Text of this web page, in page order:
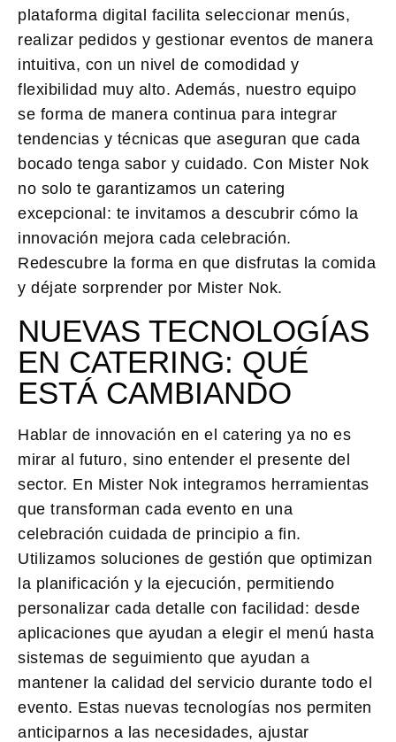
plataforma digital facilita seleccionar menús,
realizar pedidos y gestionar eventos de manera
intuitiva, con un nivel de comodidad y
flexibilidad muy alto. Además, nuestro equipo
se forma de manera continua para integrar
tendencias y técnicas que aseguran que cada
bocado tenga sabor y cuidado. Con Mister Nok
no solo te garantizamos un catering
excepcional: te invitamos a descubrir cómo la
innovación mejora cada celebración.
Redescubre la forma en que disfrutas la comida
y déjate sorprender por Mister Nok.
NUEVAS TECNOLOGÍAS
EN CATERING: QUÉ
ESTÁ CAMBIANDO
Hablar de innovación en el catering ya no es
mirar al futuro, sino entender el presente del
sector. En Mister Nok integramos herramientas
que transforman cada evento en una
celebración cuidada de principio a fin.
Utilizamos soluciones de gestión que optimizan
la planificación y la ejecución, permitiendo
personalizar cada detalle con facilidad: desde
aplicaciones que ayudan a elegir el menú hasta
sistemas de seguimiento que ayudan a
mantener la calidad del servicio durante todo el
evento. Estas nuevas tecnologías nos permiten
anticiparnos a las necesidades, ajustar